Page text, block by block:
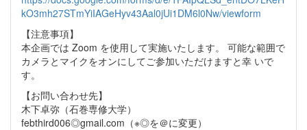
kO3mh27STmYiIAGeHyv43Aal0jUi1DM6l0Nw/viewform
【注意事項】
本企画では Zoom を使用して実施いたします。 可能な範囲で
カメラとマイクをオンにしてご参加いただけますと幸 いで
す。
【お問い合わせ先】
木下卓弥（石巻専修大学）
febthird006◎gmail.com（※◎を＠に変更）